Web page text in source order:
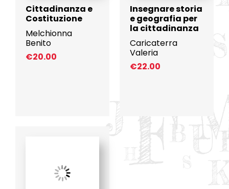
Cittadinanza e
Costituzione
Melchionna
Benito
€20.00
Insegnare storia
e geografia per
la cittadinanza
Caricaterra
Valeria
€22.00